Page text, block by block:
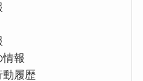
情報
動履歴